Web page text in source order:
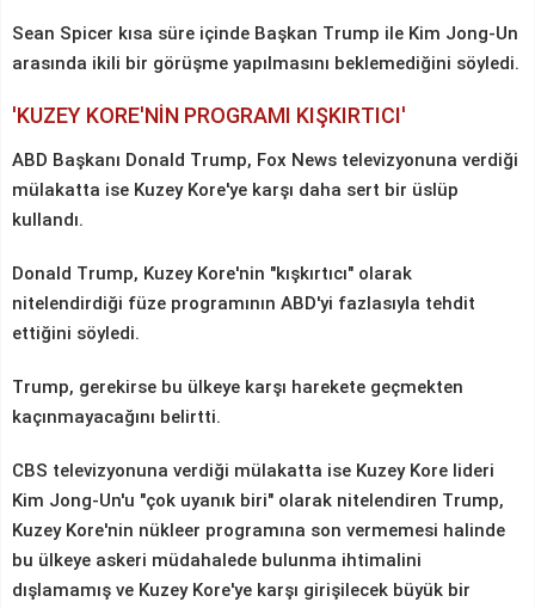
Sean Spicer kısa süre içinde Başkan Trump ile Kim Jong-Un
arasında ikili bir görüşme yapılmasını beklemediğini söyledi.
'KUZEY KORE'NİN PROGRAMI KIŞKIRTICI'
ABD Başkanı Donald Trump, Fox News televizyonuna verdiği
mülakatta ise Kuzey Kore'ye karşı daha sert bir üslüp
kullandı.
Donald Trump, Kuzey Kore'nin "kışkırtıcı" olarak
nitelendirdiği füze programının ABD'yi fazlasıyla tehdit
ettiğini söyledi.
Trump, gerekirse bu ülkeye karşı harekete geçmekten
kaçınmayacağını belirtti.
CBS televizyonuna verdiği mülakatta ise Kuzey Kore lideri
Kim Jong-Un'u "çok uyanık biri" olarak nitelendiren Trump,
Kuzey Kore'nin nükleer programına son vermemesi halinde
bu ülkeye askeri müdahalede bulunma ihtimalini
dışlamamış ve Kuzey Kore'ye karşı girişilecek büyük bir